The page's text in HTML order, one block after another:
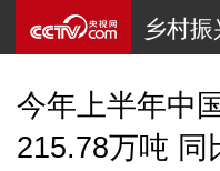
乡村振
今年上半年中
215.78万吨 同